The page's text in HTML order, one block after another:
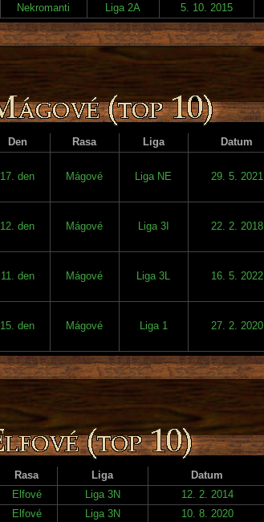
Nekromanti Liga 2A 5. 10. 2015
Den Rasa Liga Datum
17. den Mágové Liga NE 29. 5. 2021
12. den Mágové Liga 3I 22. 2. 2018
11. den Mágové Liga 3L 16. 5. 2022
15. den Mágové Liga 1 27. 2. 2020
Rasa Liga Datum
Elfové Liga 3N
12. 2. 2014
Elfové Liga 3N 10. 8. 2020